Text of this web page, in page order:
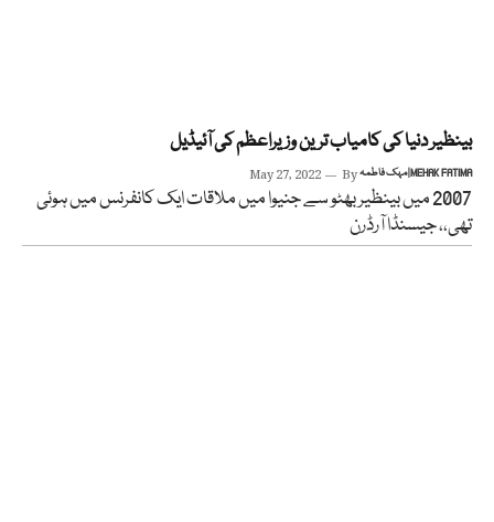
بینظیر دنیا کی کامیاب ترین وزیراعظم کی آئیڈیل
May 27, 2022 By مہک فاطمہ | MEHAK FATIMA
2007 میں بینظیر بھٹو سے جنیوا میں ملاقات ایک کانفرنس میں ہوئی
تھی،، جیسنڈا آرڈرن